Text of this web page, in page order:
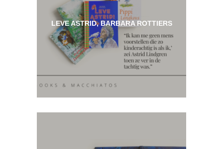
LEVE ASTRID, BARBARA ROTTIERS